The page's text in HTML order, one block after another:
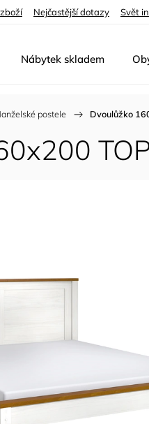
Nejčastější dotazy Svět
Nábytek skladem
postele / Dvoulůžko